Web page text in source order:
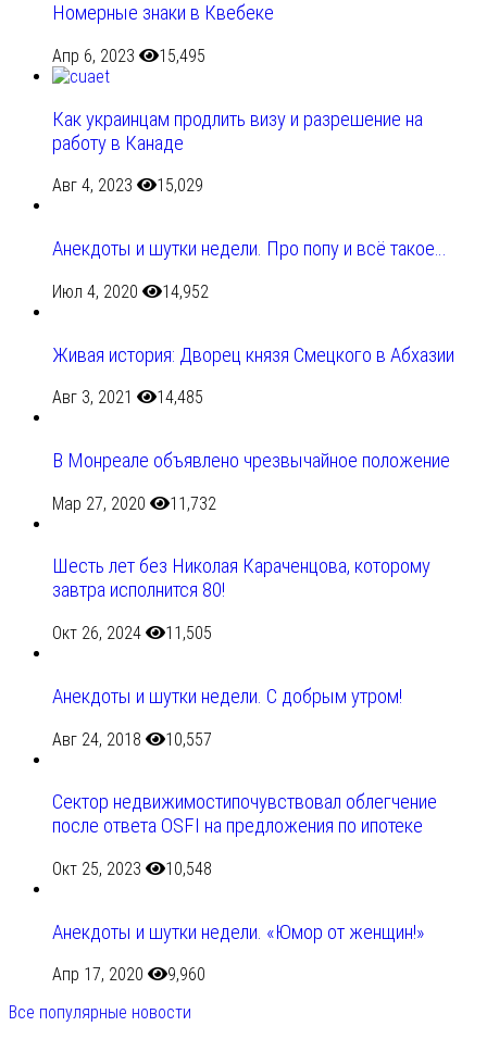
Номерные знаки в Квебеке
Апр 6, 2023 15,495
Как украинцам продлить визу и разрешение на
работу в Канаде
Авг 4, 2023 15,029
Анекдоты и шутки недели. Про попу и всё такое…
Июл 4, 2020 14,952
Живая история: Дворец князя Смецкого в Абхазии
Авг 3, 2021 14,485
В Монреале объявлено чрезвычайное положение
Мар 27, 2020 11,732
Шесть лет без Николая Караченцова, которому
завтра исполнится 80!
Окт 26, 2024 11,505
Анекдоты и шутки недели. С добрым утром!
Авг 24, 2018 10,557
Сектор недвижимостипочувствовал облегчение
после ответа OSFI на предложения по ипотеке
Окт 25, 2023 10,548
Анекдоты и шутки недели. «Юмор от женщин!»
Апр 17, 2020
9,960
Все популярные новости